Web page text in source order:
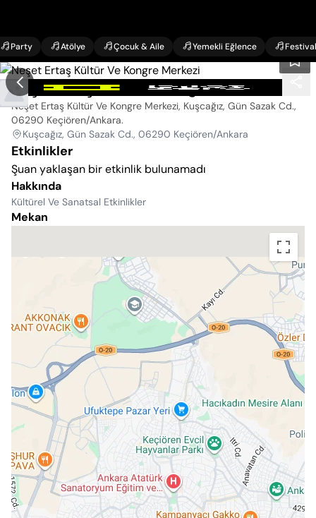
Party Atölye Çocuk & Aile Yemekli Eğlence Festival
Neşet Ertaş Kültür Ve Kongre Merkezi
Neşet Ertaş Kültür Ve Kongre Merkezi, Kuşcağız, Gün Sazak Cd.,
06290 Keçiören/Ankara.
Kuşcağız, Gün Sazak Cd., 06290 Keçiören/Ankara
Etkinlikler
Şuan yaklaşan bir etkinlik bulunamadı
Hakkında
Kültürel Ve Sanatsal Etkinlikler
Mekan